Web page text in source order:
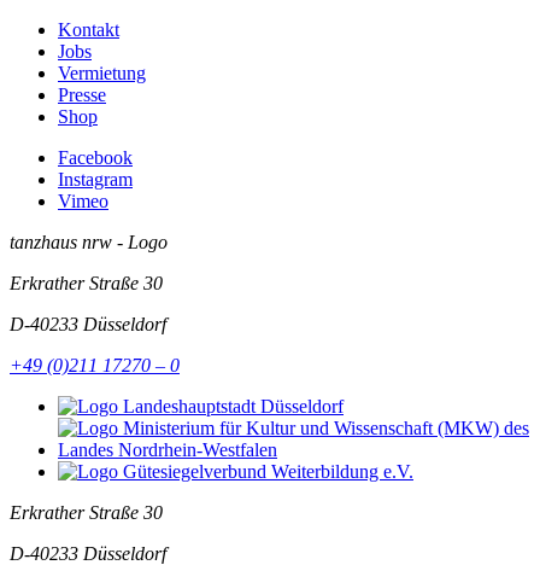
Kontakt
Jobs
Vermietung
Presse
Shop
Facebook
Instagram
Vimeo
tanzhaus nrw - Logo
Erkrather Straße 30
D-40233 Düsseldorf
+49 (0)211 17270 – 0
Erkrather Straße 30
D-40233 Düsseldorf